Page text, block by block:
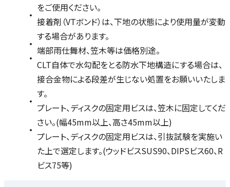
をご使用ください。
接着剤（VTボンド）は、下地の状態により使用量が変動
する場合があります。
端部雨仕舞材、笠木等は価格別途。
CLT自体で水勾配をとる防水下地構造にする場合は、
接合金物による段差が生じない処置をお願いいたしま
す。
プレート、ディスクの固定用ビスは、笠木に固定してくだ
さい。(幅45mm以上、高さ45mm以上)
プレート、ディスクの固定用ビスは、引抜試験を実施い
た上で選定します。(ウッドビスSUS90、DIPSビス60、R
ビス75等)